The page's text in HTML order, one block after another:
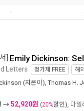
-
] Emily Dickinson:
Letters 정가제 FREE 해
(지은이),Thomas H.
→52,920원 (20%할인), 마일